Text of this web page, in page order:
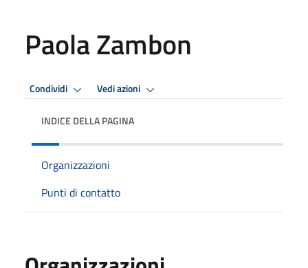
Paola Zambon
Condividi Vedi azioni
INDICE DELLA PAGINA
Organizzazioni
Punti di contatto